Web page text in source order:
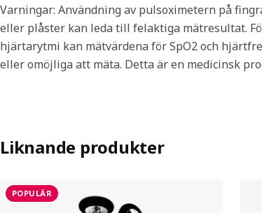
Varningar: Användning av pulsoximetern på
eller plåster kan leda till felaktiga mätresultat.
hjärtarytmi kan mätvärdena för SpO2 och
eller omöjliga att mäta. Detta är en medicinsk
Liknande produkter
POPULÄR